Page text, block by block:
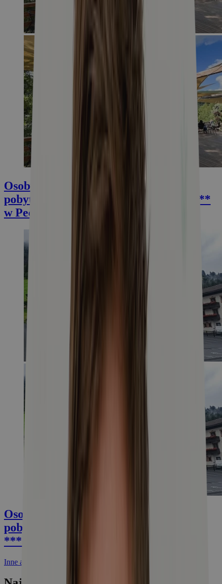
Osobiście zweryfikowane: Recenzja
pobytu w Schronisku Górskim Orlík ***
w Pecu pod Sněžkou
Osobiście zweryfikowane: Recenzja
pobytu w górskim Hotelu Paternwirt
**** w południowej Austrii
Inne artykuły